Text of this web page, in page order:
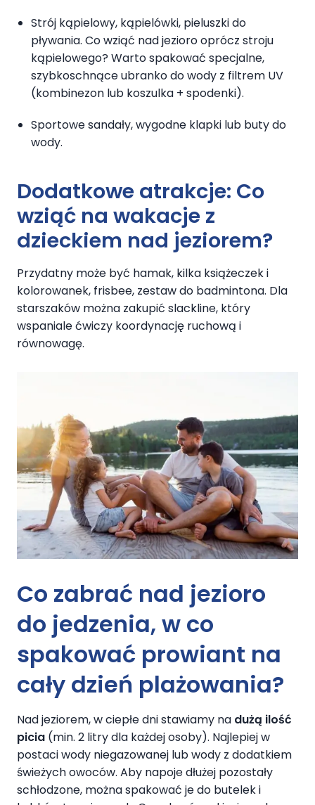
Strój kąpielowy, kąpielówki, pieluszki do
pływania. Co wziąć nad jezioro oprócz stroju
kąpielowego? Warto spakować specjalne,
szybkoschnące ubranko do wody z filtrem UV
(kombinezon lub koszulka + spodenki).
Sportowe sandały, wygodne klapki lub buty do
wody.
Dodatkowe atrakcje: Co
wziąć na wakacje z
dzieckiem nad jeziorem?
Przydatny może być hamak, kilka książeczek i
kolorowanek, frisbee, zestaw do badmintona. Dla
starszaków można zakupić slackline, który
wspaniale ćwiczy koordynację ruchową i
równowagę.
Co zabrać nad jezioro
do jedzenia, w co
spakować prowiant na
cały dzień plażowania?
Nad jeziorem, w ciepłe dni stawiamy na dużą ilość
picia (min. 2 litry dla każdej osoby). Najlepiej w
postaci wody niegazowanej lub wody z dodatkiem
świeżych owoców. Aby napoje dłużej pozostały
schłodzone, można spakować je do butelek i